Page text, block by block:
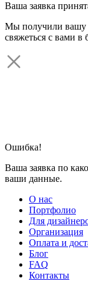
Ваша заявка
Мы получили вашу
свяжеться с вами
Ошибка!
Ваша заявка по
ваши данные.
О нас
Портфолио
Для
Организация
Оплата и
Блог
FAQ
Контакты